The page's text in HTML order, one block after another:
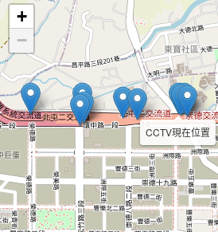
CCTV現在位置
+
−